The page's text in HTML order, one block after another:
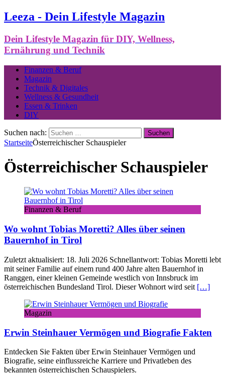
Leeza - Dein Lifestyle Magazin
Dein Lifestyle Magazin für DIY, Wellness,
Ernährung und Technik
Finanzen & Beruf
Magazin
Technik & Digitales
Wellness & Gesundheit
Essen & Trinken
DIY
Suchen nach:
StartseiteÖsterreichischer Schauspieler
Österreichischer Schauspieler
Finanzen & Beruf
Wo wohnt Tobias Moretti? Alles über seinen
Bauernhof in Tirol
Zuletzt aktualisiert: 18. Juli 2026 Schnellantwort: Tobias Moretti lebt
mit seiner Familie auf einem rund 400 Jahre alten Bauernhof in
Ranggen, einer kleinen Gemeinde westlich von Innsbruck im
österreichischen Bundesland Tirol. Dieser Wohnort wird seit […]
Magazin
Erwin Steinhauer Vermögen und Biografie Fakten
Entdecken Sie Fakten über Erwin Steinhauer Vermögen und
Biografie, seine einflussreiche Karriere und Privatleben des
bekannten österreichischen Schauspielers.